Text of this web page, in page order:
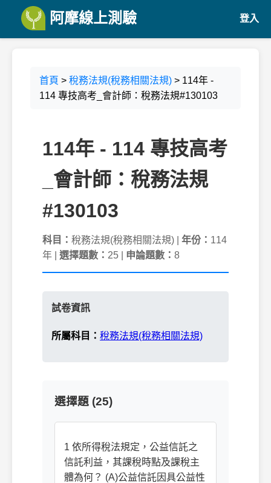
阿摩線上測驗 登入
首頁 > 稅務法規(稅務相關法規) > 114年 -
114 專技高考_會計師：稅務法規#130103
114年 - 114 專技高考
_會計師：稅務法規
#130103
科目： 稅務法規(稅務相關法規) | 年份： 114
年 | 選擇題數： 25 | 申論題數： 8
試卷資訊
所屬科目： 稅務法規(稅務相關法規)
選擇題 (25)
1 依所得稅法規定，公益信託之
信託利益，其課稅時點及課稅主
體為何？ (A)公益信託因具公益性